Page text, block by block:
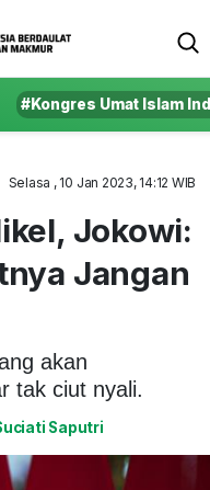
#Kongres Umat Islam
Selasa , 10 Jan 2023, 14:12 WIB
Jokowi:
Jangan
akan
tak ciut nyali.
Saputri